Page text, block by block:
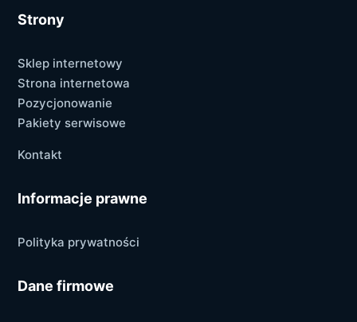
Strony
Sklep internetowy
Strona internetowa
Pozycjonowanie
Pakiety serwisowe
Kontakt
Informacje prawne
Polityka prywatności
Dane firmowe